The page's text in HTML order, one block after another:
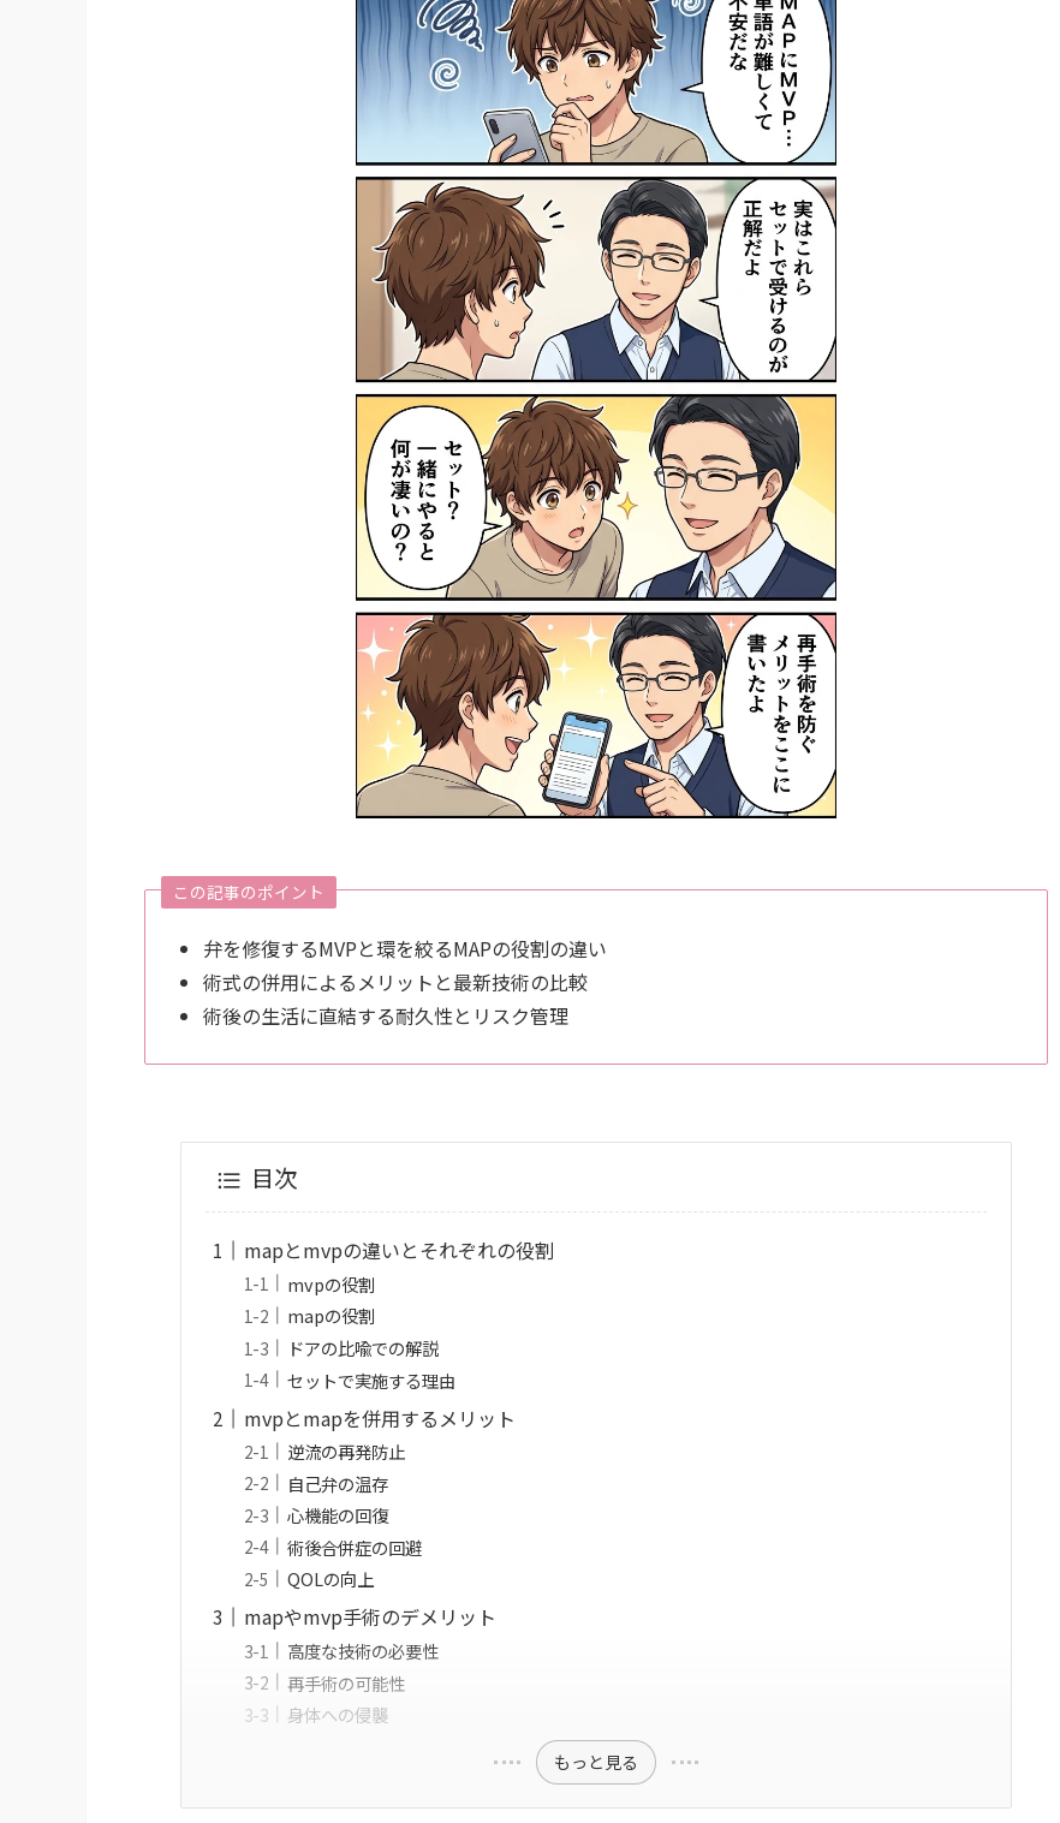
この記事のポイント
弁を修復するMVPと環を絞るMAPの役割の違い
術式の併用によるメリットと最新技術の比較
術後の生活に直結する耐久性とリスク管理
目次
mapとmvpの違いとそれぞれの役割
mvpの役割
mapの役割
ドアの比喩での解説
セットで実施する理由
mvpとmapを併用するメリット
逆流の再発防止
自己弁の温存
心機能の回復
術後合併症の回避
QOLの向上
mapやmvp手術のデメリット
高度な技術の必要性
再手術の可能性
身体への侵襲
もっと見る